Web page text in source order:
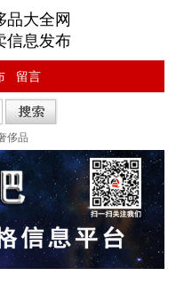
品大全网
信息发布
留言
侈品